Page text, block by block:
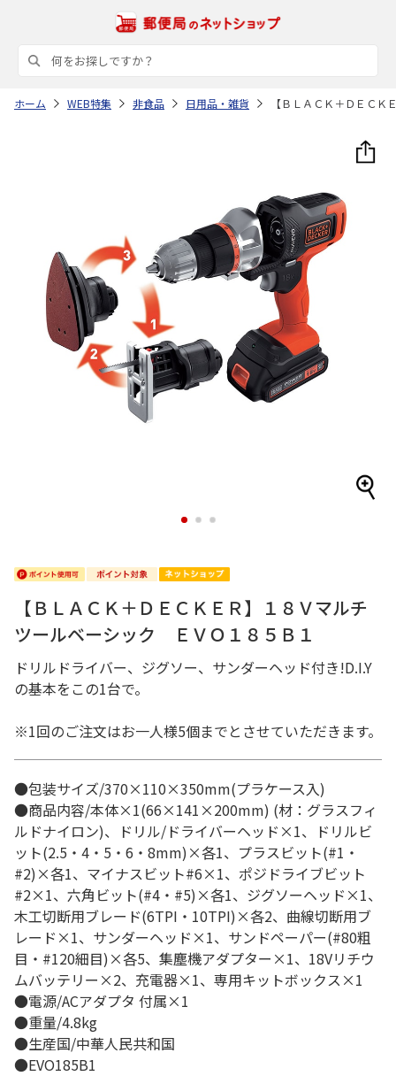
ホーム WEB特集 非食品 日用品・雑貨 【ＢＬＡＣＫ＋ＤＥＣ
1 2 3
【ＢＬＡＣＫ＋ＤＥＣＫＥＲ】１８Ｖマルチ
ツールベーシック ＥＶＯ１８５Ｂ１
ドリルドライバー、ジグソー、サンダーヘッド付き!D.I.Y
の基本をこの1台で。
※1回のご注文はお一人様5個までとさせていただきます。
●包装サイズ/370×110×350mm(プラケース入)
●商品内容/本体×1(66×141×200mm) (材：グラスフィ
ルドナイロン)、ドリル/ドライバーヘッド×1、ドリルビ
ット(2.5・4・5・6・8mm)×各1、プラスビット(#1・
#2)×各1、マイナスビット#6×1、ポジドライブビット
#2×1、六角ビット(#4・#5)×各1、ジグソーヘッド×1、
木工切断用ブレード(6TPI・10TPI)×各2、曲線切断用ブ
レード×1、サンダーヘッド×1、サンドペーパー(#80粗
目・#120細目)×各5、集塵機アダプター×1、18Vリチウ
ムバッテリー×2、充電器×1、専用キットボックス×1
●電源/ACアダプタ 付属×1
●重量/4.8kg
●生産国/中華人民共和国
●EVO185B1